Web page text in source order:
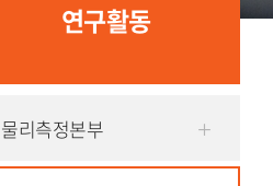
연구활동
물리측정본부